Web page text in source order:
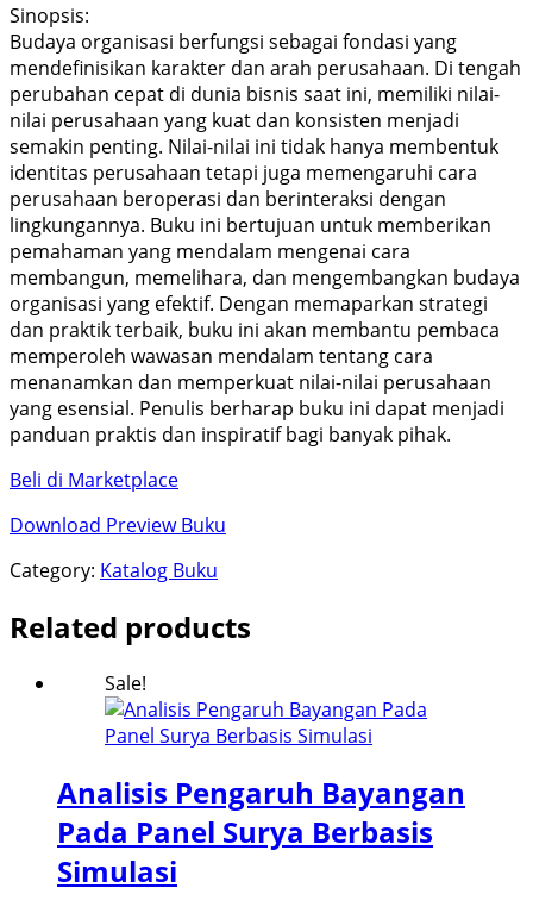
Sinopsis:
Budaya organisasi berfungsi sebagai fondasi yang
mendefinisikan karakter dan arah perusahaan. Di tengah
perubahan cepat di dunia bisnis saat ini, memiliki nilai-
nilai perusahaan yang kuat dan konsisten menjadi
semakin penting. Nilai-nilai ini tidak hanya membentuk
identitas perusahaan tetapi juga memengaruhi cara
perusahaan beroperasi dan berinteraksi dengan
lingkungannya. Buku ini bertujuan untuk memberikan
pemahaman yang mendalam mengenai cara
membangun, memelihara, dan mengembangkan budaya
organisasi yang efektif. Dengan memaparkan strategi
dan praktik terbaik, buku ini akan membantu pembaca
memperoleh wawasan mendalam tentang cara
menanamkan dan memperkuat nilai-nilai perusahaan
yang esensial. Penulis berharap buku ini dapat menjadi
panduan praktis dan inspiratif bagi banyak pihak.
Beli di Marketplace
Download Preview Buku
Category: Katalog Buku
Related products
Sale!
Analisis Pengaruh Bayangan
Pada Panel Surya Berbasis
Simulasi